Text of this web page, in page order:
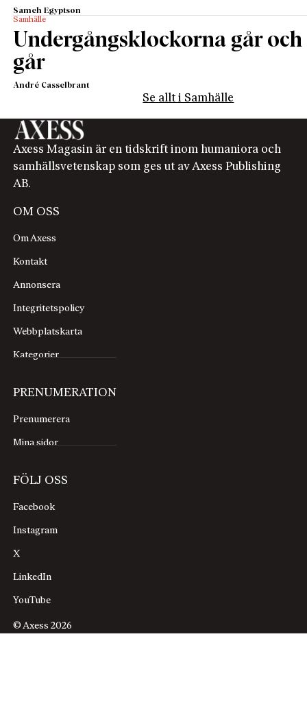
Sameh Egyptson
Samhälle
Undergångsklockorna går och
går
André Casselbrant
Se allt i Samhälle
Axess Magasin är en tidskrift inom humaniora och
samhällsvetenskap som ges ut av Axess Publishing
AB.
OM OSS
Om Axess
Kontakt
Annonsera
Integritetspolicy
Webbplatskarta
Kategorier
PRENUMERATION
Prenumerera
Mina sidor
FÖLJ OSS
Facebook
Instagram
X
LinkedIn
YouTube
© Axess 2026